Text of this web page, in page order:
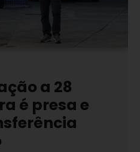
a 28
é presa e